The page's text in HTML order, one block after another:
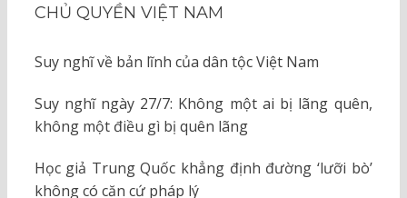
CHỦ QUYỀN VIỆT NAM
Suy nghĩ về bản lĩnh của dân tộc Việt Nam
Suy nghĩ ngày 27/7: Không một ai bị lãng quên,
không một điều gì bị quên lãng
Học giả Trung Quốc khẳng định đường ‘lưỡi bò’
không có căn cứ pháp lý